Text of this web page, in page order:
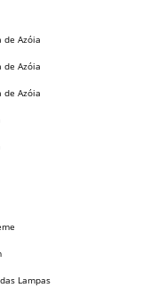
de Azóia
de Azóia
de Azóia
Lampas